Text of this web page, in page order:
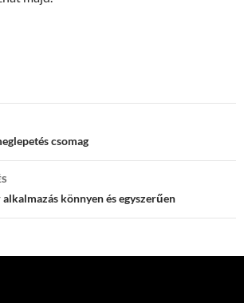
csomag
könnyen és egyszerűen